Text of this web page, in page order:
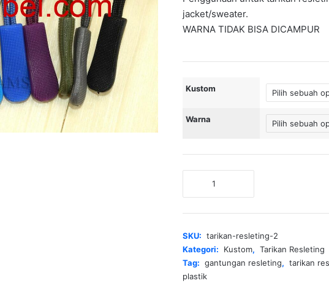
jacket/sweater.
WARNA TIDAK BISA DICAMPUR
Kustom
Warna
SKU: tarikan-resleting-2
Kategori:
Kustom, Tarikan Resleting
Tag: gantungan resleting, tarikan
plastik